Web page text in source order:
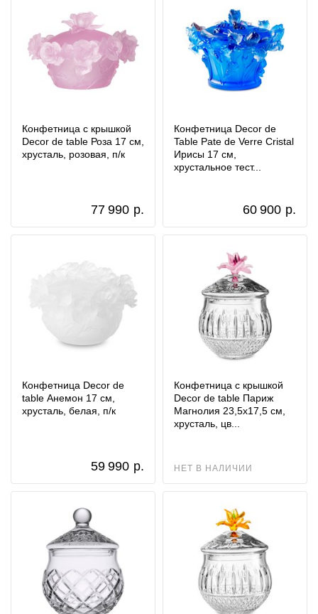
Конфетница с крышкой
Decor de table Роза 17 см,
хрусталь, розовая, п/к
77 990 р.
Конфетница Decor de
Table Pate de Verre Cristal
Ирисы 17 см,
хрустальное тест...
60 900 р.
Конфетница Decor de
table Анемон 17 см,
хрусталь, белая, п/к
59 990 р.
Конфетница с крышкой
Decor de table Париж
Магнолия 23,5х17,5 см,
хрусталь, цв...
НЕТ В НАЛИЧИИ